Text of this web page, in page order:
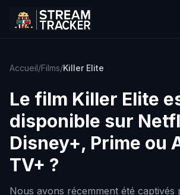
Accueil/Films/Killer Elite
Le film Killer Elite
disponible sur
Disney+, Prime ou
TV+ ?
Nous avons récemment été captivés